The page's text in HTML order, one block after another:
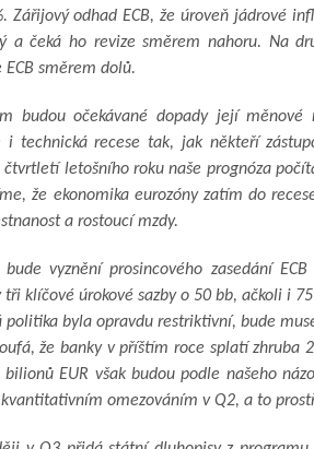
Zářijový odhad ECB, že úroveň jádrové
a čeká ho revize směrem nahoru. Na
ECB směrem dolů.
budou očekávané dopady její
i technická recese tak, jak někteří
letošního roku naše prognóza
že ekonomika eurozóny zatím do
a rostoucí mzdy.
bude vyznění prosincového zasedání
tři klíčové úrokové sazby o 50 bb, ačkoli i
politika byla opravdu restriktivní, bude
že banky v příštím roce splatí zhruba
bilionů EUR však budou podle našeho
kvantitativním omezováním v Q2, a to